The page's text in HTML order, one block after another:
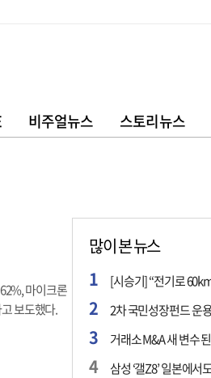
비주얼뉴스 스토리뉴스
마이크론
보도했다.
많이 본 뉴스
[시승기] “전기로 60km, 밟으면 462마
2차 국민성장펀드 운용 경쟁에 33개사 몰렸
거래소 M&A 새 변수 된 ‘대주주 심사
삼성 ‘갤Z8’ 일본에서도 물량 동났다…애플